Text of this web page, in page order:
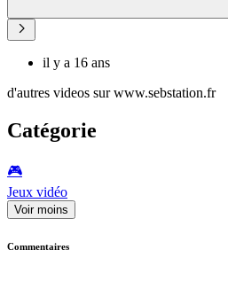
il y a 16 ans
d'autres videos sur www.sebstation.fr
Catégorie
🎮️
Jeux vidéo
Voir moins
Commentaires